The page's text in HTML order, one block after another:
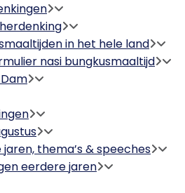
in het hele land
nasi bungkusmaaltijd
thema’s & speeches
eerdere jaren